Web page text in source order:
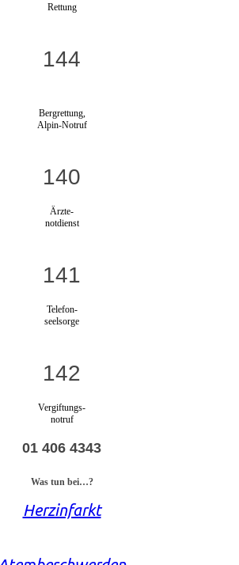
Rettung
144
Bergrettung,
Alpin-Notruf
140
Ärzte-
notdienst
141
Telefon-
seelsorge
142
Vergiftungs-
notruf
01 406 4343
Was tun bei…?
Herzinfarkt